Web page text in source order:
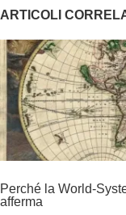
ARTICOLI
Perché la World-
afferma